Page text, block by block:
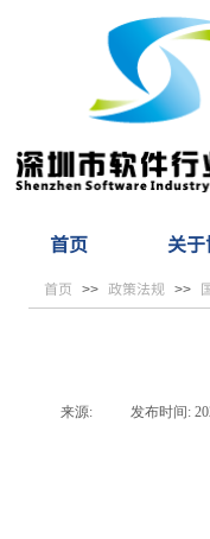
首页 关
首页 >> 政策法规 >>
来源: 发布时间: